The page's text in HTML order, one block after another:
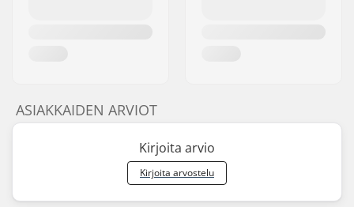
ASIAKKAIDEN ARVIOT
Kirjoita arvio
Kirjoita arvostelu